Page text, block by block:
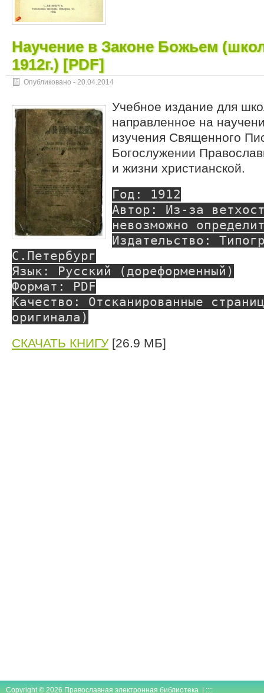
Научение в Законе Божьем
1912г.) [PDF]
Опубликовано - 20.04.2014
Учебное издание для
направленное на
изучения Священного
Богослужении
и жизни христианской.
Год: 1912
Автор: Из-за
невозможно
Издательство:
С.Петербург
Язык: Русский (дореформенный)
Формат: PDF
Качество: Отсканированные
оригинала)
СКАЧАТЬ КНИГУ[26.9 МБ]
Copyright © 2026 Православная электронная библиотека | ::::